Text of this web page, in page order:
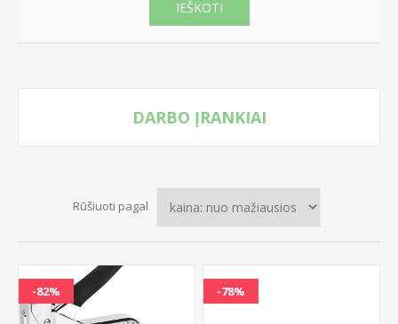
IEŠKOTI
DARBO ĮRANKIAI
Rūšiuoti pagal
-82% -78%